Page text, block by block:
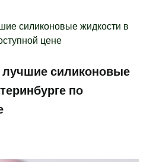
силиконовые жидкости в
цене
силиконовые
по